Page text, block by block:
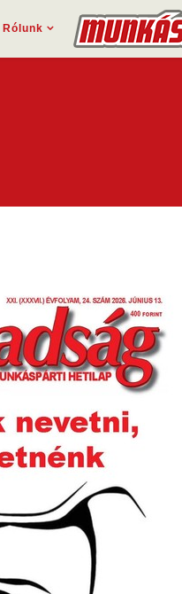
Rólunk